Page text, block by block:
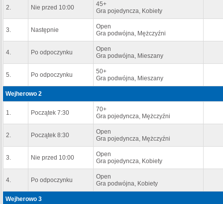
2. Nie przed 10:00
45+
Gra pojedyncza, Kobiety
3. Następnie
Open
Gra podwójna, Mężczyźni
4. Po odpoczynku
Open
Gra podwójna, Mieszany
5. Po odpoczynku
50+
Gra podwójna, Mieszany
Wejherowo 2
1. Początek 7:30
70+
Gra pojedyncza, Mężczyźni
2. Początek 8:30
Open
Gra pojedyncza, Mężczyźni
3. Nie przed 10:00
Open
Gra pojedyncza, Kobiety
4. Po odpoczynku
Open
Gra podwójna, Kobiety
Wejherowo 3